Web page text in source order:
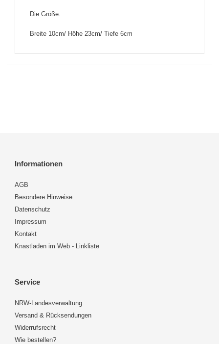
Die Größe:
Breite 10cm/ Höhe 23cm/ Tiefe 6cm
Informationen
AGB
Besondere Hinweise
Datenschutz
Impressum
Kontakt
Knastladen im Web - Linkliste
Service
NRW-Landesverwaltung
Versand & Rücksendungen
Widerrufsrecht
Wie bestellen?